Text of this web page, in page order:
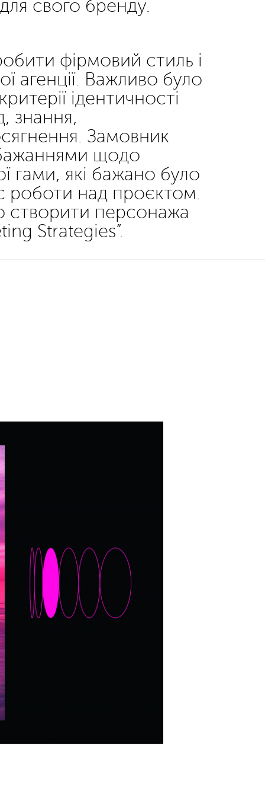
свого бренду.
фірмовий стиль і
агенції. Важливо було
ідентичності
знання,
Замовник
щодо
гами, які бажано було
роботи над проєктом.
створити персонажа
Strategies”.